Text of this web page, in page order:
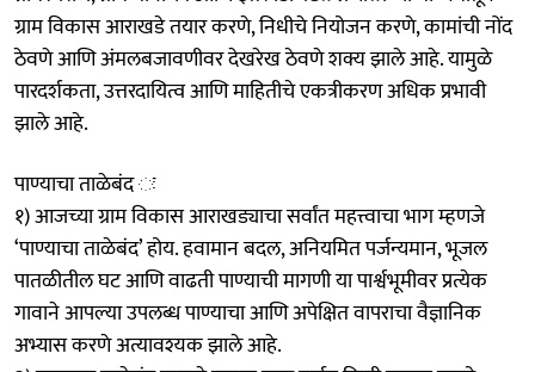
ग्राम विकास आराखडे तयार करणे, निधीचे नियोजन करणे, कामांची नोंद
ठेवणे आणि अंमलबजावणीवर देखरेख ठेवणे शक्य झाले आहे. यामुळे
पारदर्शकता, उत्तरदायित्व आणि माहितीचे एकत्रीकरण अधिक प्रभावी
झाले आहे.
पाण्याचा ताळेबंद ः
१) आजच्या ग्राम विकास आराखड्याचा सर्वांत महत्त्वाचा भाग म्हणजे
‘पाण्याचा ताळेबंद’ होय. हवामान बदल, अनियमित पर्जन्यमान, भूजल
पातळीतील घट आणि वाढती पाण्याची मागणी या पार्श्वभूमीवर प्रत्येक
गावाने आपल्या उपलब्ध पाण्याचा आणि अपेक्षित वापराचा वैज्ञानिक
अभ्यास करणे अत्यावश्यक झाले आहे.